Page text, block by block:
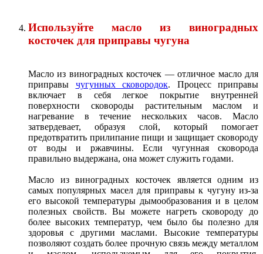
Используйте масло из виноградных
косточек для приправы чугуна
Масло из виноградных косточек — отличное масло для
приправы чугунных сковородок. Процесс приправы
включает в себя легкое покрытие внутренней
поверхности сковороды растительным маслом и
нагревание в течение нескольких часов. Масло
затвердевает, образуя слой, который помогает
предотвратить прилипание пищи и защищает сковороду
от воды и ржавчины. Если чугунная сковорода
правильно выдержана, она может служить годами.
Масло из виноградных косточек является одним из
самых популярных масел для приправы к чугуну из-за
его высокой температуры дымообразования и в целом
полезных свойств. Вы можете нагреть сковороду до
более высоких температур, чем было бы полезно для
здоровья с другими маслами. Высокие температуры
позволяют создать более прочную связь между металлом